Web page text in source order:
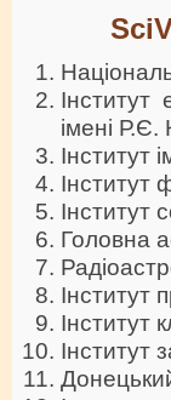
Інститут
імені Р.Є.
Інститут
Інститут
Інститут
Головна
Інститут
Iнститут
Iнститут